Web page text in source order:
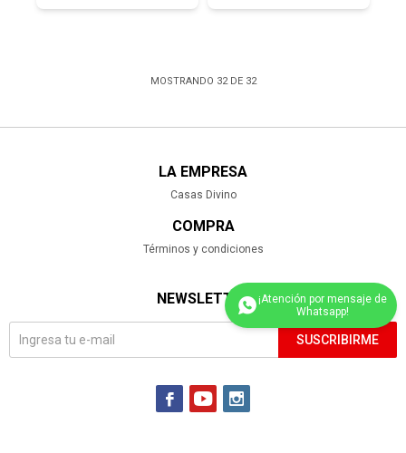
MOSTRANDO 32DE 32
LA EMPRESA
Casas Divino
COMPRA
Términos y condiciones
NEWSLETTER
SUSCRIBIRME
  